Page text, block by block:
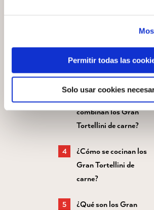
Permitir todas las
Solo usar cookies
¿Se pueden servir los
Gran Tortellini de
carne en caldo?
combinan los Gran
Tortellini de carne?
¿Cómo se cocinan los
Gran Tortellini de
carne?
¿Qué son los Gran